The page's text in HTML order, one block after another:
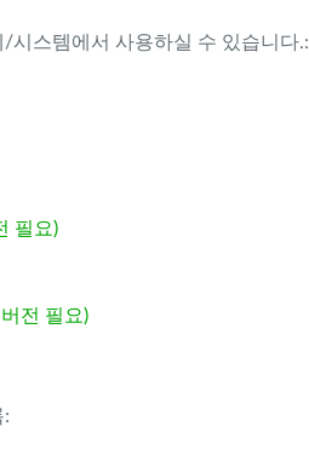
시스템에서 사용하실 수 있습니다.:
필요)
전 필요)
: